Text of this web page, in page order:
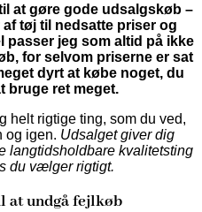
at gøre gode udsalgskøb –
tøj til nedsatte priser og
passer jeg som altid på ikke
for selvom priserne er sat
dyrt at købe noget, du
bruge ret meget.
helt rigtige ting, som du ved,
og igen. Udsalget giver dig
langtidsholdbare kvalitetsting
du vælger rigtigt.
at undgå fejlkøb